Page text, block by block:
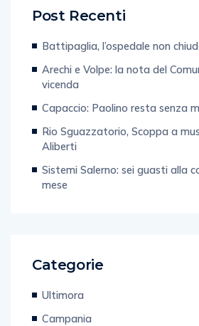
Post Recenti
Battipaglia, l’ospedale non
Arechi e Volpe: la nota del
vicenda
Capaccio: Paolino resta senza
Rio Sguazzatorio, Scoppa a
Aliberti
Sistemi Salerno: sei guasti alla
mese
Categorie
Ultimora
Campania